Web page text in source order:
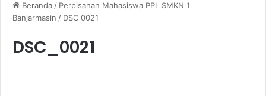
Beranda/ Perpisahan Mahasiswa PPL SMKN 1
Banjarmasin / DSC_0021
DSC_0021